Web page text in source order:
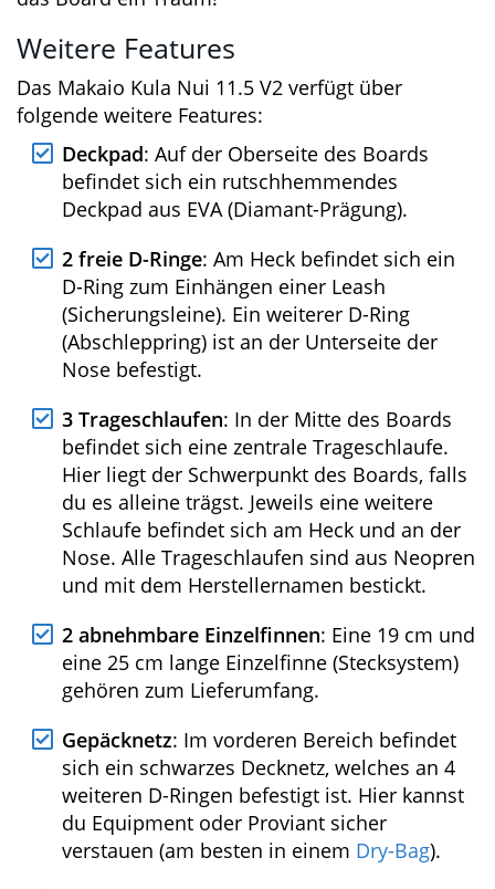
im Surf-Style finde ich persönlich ansprechend
und wirklich gut gelungen. Für Hawaii-Fans ist
das Board ein Traum!
Weitere Features
Das Makaio Kula Nui 11.5 V2 verfügt über
folgende weitere Features:
Deckpad: Auf der Oberseite des Boards
befindet sich ein rutschhemmendes
Deckpad aus EVA (Diamant-Prägung).
2 freie D-Ringe
(Sicherungsleine). Ein weiterer D-Ring
(Abschleppring) ist an der Unterseite der
Nose befestigt.
3 Trageschlaufen: In der Mitte des Boards
befindet sich eine zentrale Trageschlaufe.
Hier liegt der Schwerpunkt des Boards,
weitere Schlaufe befindet sich am Heck
und an der Nose. Alle Trageschlaufen sind
aus Neopren und mit dem
2 abnehmbare Einzelfinnen: Eine 19 cm
und eine 25 cm lange Einzelfinne
(Stecksystem) gehören zum Lieferumfang.